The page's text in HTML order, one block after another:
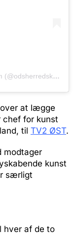
Et opslag delt af Odsherreds Kunstmuseum (@odsherredskunstmuseum)
at lægge
chef for kunst
til TV2 ØST.
modtager
kunst
særligt
hver af de to